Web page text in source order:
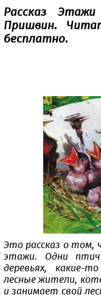
Рассказ
Пришвин.
бесплатно.
Это рассказ о том,
этажи. Одни
деревьях, какие-
лесные жители,
и занимает свой